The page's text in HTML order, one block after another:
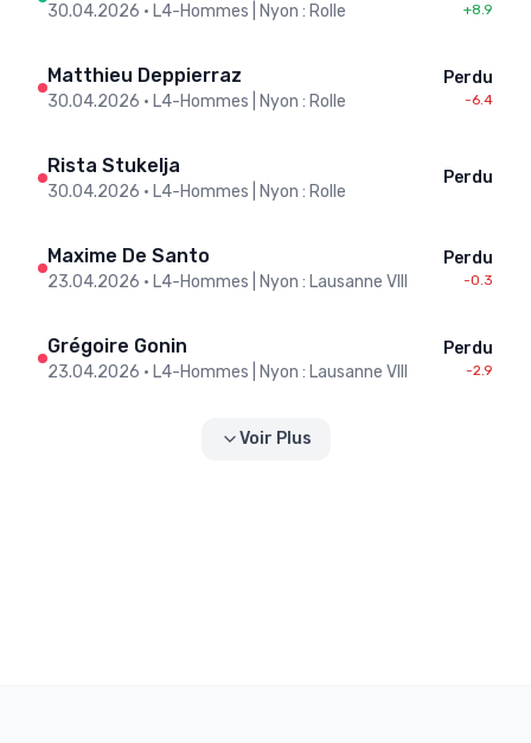
30.04.2026 • L4-Hommes | Nyon : Rolle +8.9
Matthieu Deppierraz
30.04.2026 • L4-Hommes | Nyon : Rolle
Perdu
-6.4
Rista Stukelja
30.04.2026 • L4-Hommes | Nyon : Rolle
Perdu
Maxime De Santo
23.04.2026 • L4-Hommes | Nyon : Lausanne VIII
Perdu
-0.3
Grégoire Gonin
23.04.2026 • L4-Hommes | Nyon : Lausanne VIII
Perdu
-2.9
Voir Plus